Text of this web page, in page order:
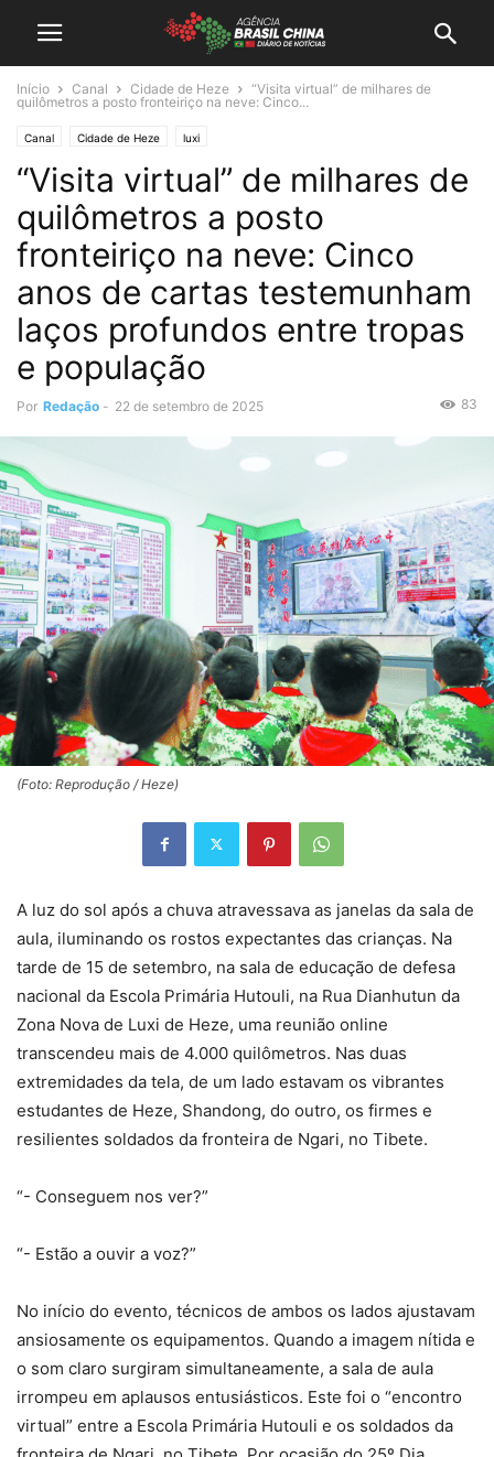
Início Canal Cidade de Heze
“Visita virtual” de milhares de
quilômetros a posto fronteiriço na neve: Cinco...
Canal Cidade de Heze luxi
“Visita virtual” de milhares de
quilômetros a posto
fronteiriço na neve: Cinco
anos de cartas testemunham
laços profundos entre tropas
e população
Por Redação - 22 de setembro de 2025 83
(Foto: Reprodução / Heze)
A luz do sol após a chuva atravessava as janelas da sala de
aula, iluminando os rostos expectantes das crianças. Na
tarde de 15 de setembro, na sala de educação de defesa
nacional da Escola Primária Hutouli, na Rua Dianhutun da
Zona Nova de Luxi de Heze, uma reunião online
transcendeu mais de 4.000 quilômetros. Nas duas
extremidades da tela, de um lado estavam os vibrantes
estudantes de Heze, Shandong, do outro, os firmes e
resilientes soldados da fronteira de Ngari, no Tibete.
“- Conseguem nos ver?”
“- Estão a ouvir a voz?”
No início do evento, técnicos de ambos os lados ajustavam
ansiosamente os equipamentos. Quando a imagem nítida e
o som claro surgiram simultaneamente, a sala de aula
irrompeu em aplausos entusiásticos. Este foi o “encontro
virtual” entre a Escola Primária Hutouli e os soldados da